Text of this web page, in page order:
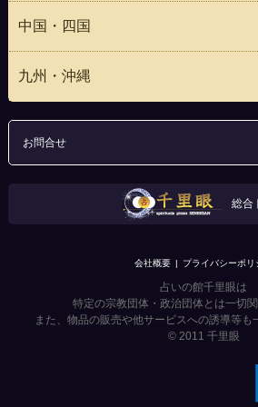
中国・四国
九州・沖縄
お問合せ
総合
会社概要 プライバシーポリ
占いの館千里眼は
特定の宗教団体・政治団体とは一切関
また、物品の販売や他サービスへの誘導等も
© 2011 千里眼